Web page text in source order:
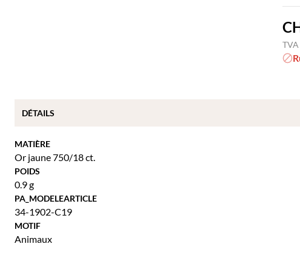
MATIÈRE
Or jaune 750/18 ct.
POIDS
0.9 g
PA_MODELEARTICLE
34-1902-C19
MOTIF
Animaux
DÉTAILS